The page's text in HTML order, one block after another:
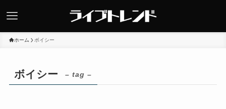
ホーム ボイシー
ボイシー – tag –